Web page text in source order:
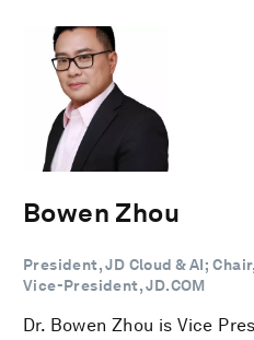
Bowen Zhou
President, JD Cloud & AI;
Vice-President, JD.COM
Dr. Bowen Zhou is Vice